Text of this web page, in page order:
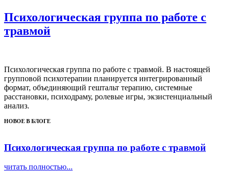
Психологическая группа по работе с
травмой
Психологическая группа по работе с травмой. В настоящей
групповой психотерапии планируется интегрированный
формат, объединяющий гештальт терапию, системные
расстановки, психодраму, ролевые игры, экзистенциальный
анализ.
НОВОЕ В БЛОГЕ
Психологическая группа по работе с травмой
читать полностью...